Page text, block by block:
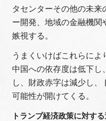
タセンターその他の未
ー開発、地域の金融機
嫉視する。
うまくいけばこれらによ
中国への依存度は低下し
し、財政赤字は減少し、
可能性が開けてくる。
トランプ経済政策に対す